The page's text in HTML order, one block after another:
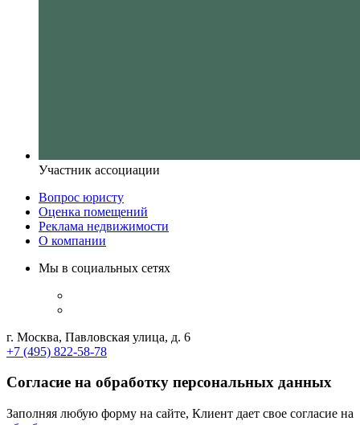
Участник ассоциации
Вопрос юристу
Оценка помещений
Реклама недвижимости
О компании
Мы в социальных сетях
г. Москва, Павловская улица, д. 6
+7 (495) 822-58-78
Согласие на обработку персональных данных
Заполняя любую форму на сайте, Клиент дает свое согласие на